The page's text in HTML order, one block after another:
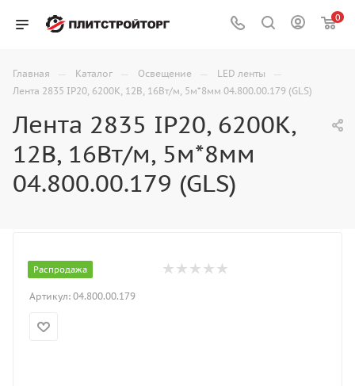
0
Главная — Каталог — Освещение — LED ленты —
Лента 2835 IP20, 6200К, 12В, 16Вт/м, 5м*8мм 04.800.00.179 (GLS)
Лента 2835 IP20, 6200К,
12В, 16Вт/м, 5м*8мм
04.800.00.179 (GLS)
Распродажа
Артикул: 04.800.00.179